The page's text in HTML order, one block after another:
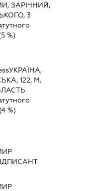
ЗАРІЧНИЙ,
3
%)
УКРАЇНА,
122, М.
(4 %)